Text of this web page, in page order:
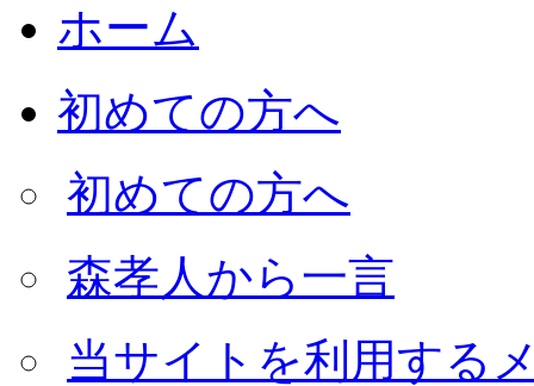
ホーム
初めての方へ
初めての方へ
森孝人から一言
当サイトを利用する